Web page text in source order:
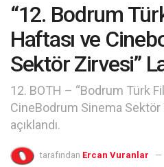
“12. Bodrum
Haftası ve
Sektör Zirvesi”
12. BOTH – “Bodrum Türk
CineBodrum Sinema Sektör
açıklandı.
tarafından Ercan Vuranlar